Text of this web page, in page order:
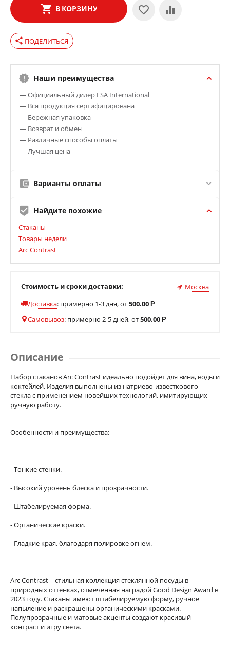
В КОРЗИНУ
share ПОДЕЛИТЬСЯ
Наши преимущества
— Официальный дилер LSA International
— Вся продукция сертифицирована
— Бережная упаковка
— Возврат и обмен
— Различные способы оплаты
— Лучшая цена
Варианты оплаты
Найдите похожие
Стаканы
Товары недели
Arc Contrast
Стоимость и сроки доставки:
Москва
Доставка: примерно 1-3 дня, от500.00 Р
Самовывоз: примерно 2-5 дней, от500.00 Р
Описание
Набор стаканов Arc Contrast идеально подойдет для вина, воды и
коктейлей. Изделия выполнены из натриево-известкового
стекла с применением новейших технологий, имитирующих
ручную работу.
Особенности и преимущества:
- Тонкие стенки.
- Высокий уровень блеска и прозрачности.
- Штабелируемая форма.
- Органические краски.
- Гладкие края, благодаря полировке огнем.
Arc Contrast – стильная коллекция стеклянной посуды в
природных оттенках, отмеченная наградой Good Design Award в
2023 году. Стаканы имеют штабелируемую форму, ручное
напыление и раскрашены органическими красками.
Полупрозрачные и матовые акценты создают красивый
контраст и игру света.